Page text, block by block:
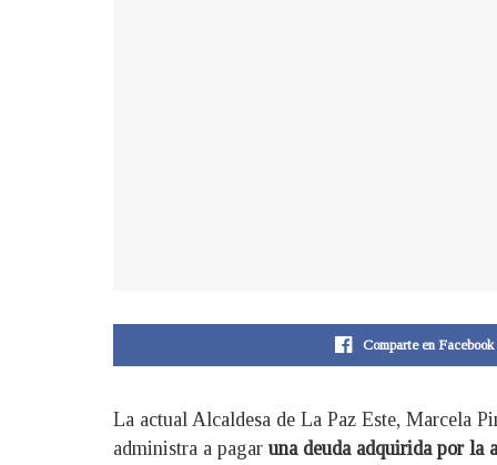
Comparte en Facebook
La actual Alcaldesa de La Paz Este, Marcela
administra a pagar una deuda adquirida por la